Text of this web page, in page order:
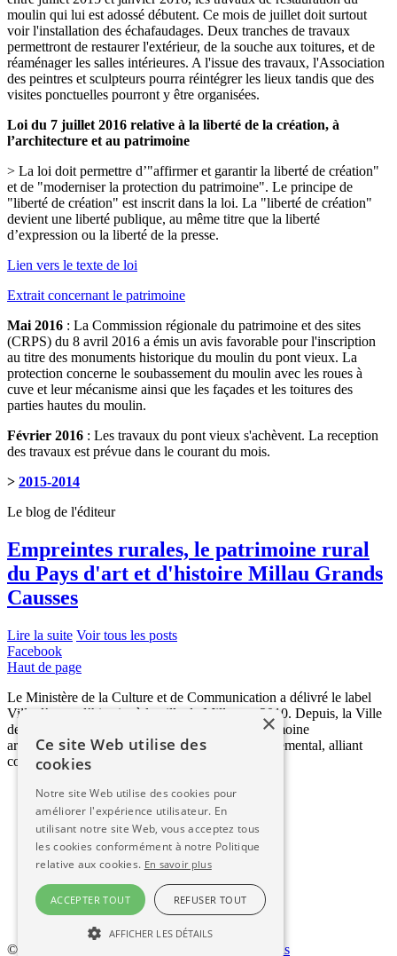
moulin qui lui est adossé débutent. Ce mois de juillet doit surtout
voir l'installation des échafaudages. Deux tranches de travaux
permettront de restaurer l'extérieur, de la souche aux toitures, et de
réaménager les salles intérieures. A l'issue des travaux, l'Association
des peintres et sculpteurs pourra réintégrer les lieux tandis que des
visites ponctuelles pourront y être organisées.
Loi du 7 juillet 2016 relative à la liberté de la création, à
l’architecture et au patrimoine
> La loi doit permettre d’"affirmer et garantir la liberté de création"
et de "moderniser la protection du patrimoine". Le principe de
"liberté de création" est inscrit dans la loi. La "liberté de création"
devient une liberté publique, au même titre que la liberté
d’expression ou la liberté de la presse.
Lien vers le texte de loi
Extrait concernant le patrimoine
Mai 2016 : La Commission régionale du patrimoine et des sites
(CRPS) du 8 avril 2016 a émis un avis favorable pour l'inscription
au titre des monuments historique du moulin du pont vieux. La
protection concerne le soubassement du moulin avec les roues à
cuve et leur mécanisme ainsi que les façades et les toitures des
parties hautes du moulin.
Février 2016 : Les travaux du pont vieux s'achèvent. La reception
des travaux est prévue dans le courant du mois.
> 2015-2014
Le blog de l'éditeur
Empreintes rurales, le patrimoine rural
du Pays d'art et d'histoire Millau Grands
Causses
Lire la suite Voir tous les posts
Facebook
Haut de page
Le Ministère de la Culture et de Communication a délivré le label
Ville d’art et d’histoire à la ville de Millau en 2010. Depuis, la Ville
de Millau mène des actions en direction du Patrimoine
archéologique, bâti, mobilier ou encore environnemental, alliant
connaissance, restauration et valorisation.
Accueil
Ville d’art et d’histoire
Découvrir Millau
Inventaire du patrimoine
Archives municipales
Blog
Espace Jeunesse
Ressources
Contact
© 2026 Millau Ville d’Art et d’Histoire
Mentions
×
Ce site Web utilise des
cookies
Notre site Web utilise des cookies pour
améliorer l'expérience utilisateur. En
utilisant notre site Web, vous acceptez tous
les cookies conformément à notre Politique
relative aux cookies. En savoir plus
ACCEPTER TOUT REFUSER TOUT
AFFICHER LES DÉTAILS